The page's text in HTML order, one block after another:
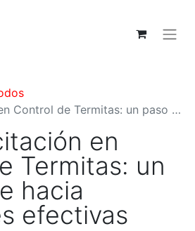
Termitas: un paso clave hacia soluciones efectivas
en
Termitas: un
hacia
efectivas